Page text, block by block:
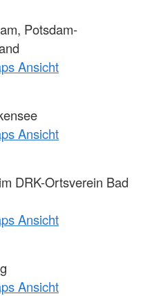
Potsdam-
Ansicht
Ansicht
DRK-Ortsverein Bad
Ansicht
Ansicht